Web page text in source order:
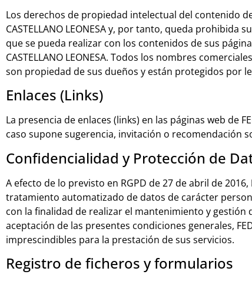
Los derechos de propiedad intelectual del contenido
CASTELLANO LEONESA y, por tanto, queda
que se pueda realizar con los contenidos de sus
CASTELLANO LEONESA. Todos los nombres
son propiedad de sus dueños y están protegidos por
Enlaces (Links)
La presencia de enlaces (links) en las páginas web de
caso supone sugerencia, invitación o recomendación
Confidencialidad y Protección de
A efecto de lo previsto en RGPD de 27 de abril de 2016,
tratamiento automatizado de datos de carácter
con la finalidad de realizar el mantenimiento y
aceptación de las presentes condiciones generales,
imprescindibles para la prestación de sus servicios.
Registro de ficheros y formularios